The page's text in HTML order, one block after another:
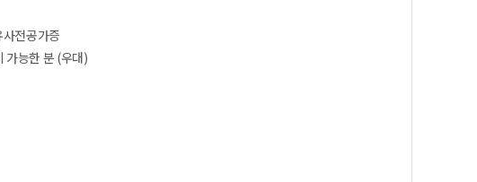
전공가증
가능한 분 (우대)